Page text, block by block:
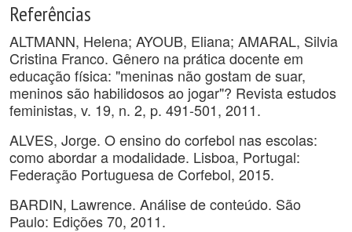
Referências
ALTMANN, Helena; AYOUB, Eliana; AMARAL, Silvia
Cristina Franco. Gênero na prática docente em
educação física: "meninas não gostam de suar,
meninos são habilidosos ao jogar"? Revista estudos
feministas, v. 19, n. 2, p. 491-501, 2011.
ALVES, Jorge. O ensino do corfebol nas escolas:
como abordar a modalidade. Lisboa, Portugal:
Federação Portuguesa de Corfebol, 2015.
BARDIN, Lawrence. Análise de conteúdo. São
Paulo: Edições 70, 2011.